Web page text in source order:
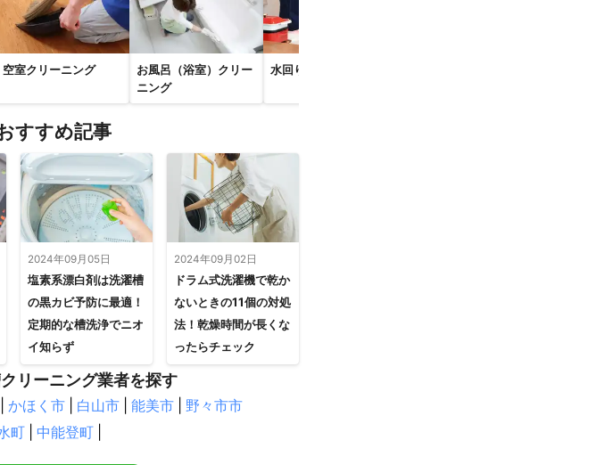
空室クリーニング
お風呂（浴室）クリー
ニング
水回りクリーニング
すすめ記事
2024年09月05日
塩素系漂白剤は洗濯槽
の黒カビ予防に最適！
定期的な槽洗浄でニオ
イ知らず
2024年09月02日
ドラム式洗濯機で乾か
ないときの11個の対処
法！乾燥時間が長くな
ったらチェック
リーニング業者を探す
かほく市 白山市 能美市
野々市市
町 中能登町